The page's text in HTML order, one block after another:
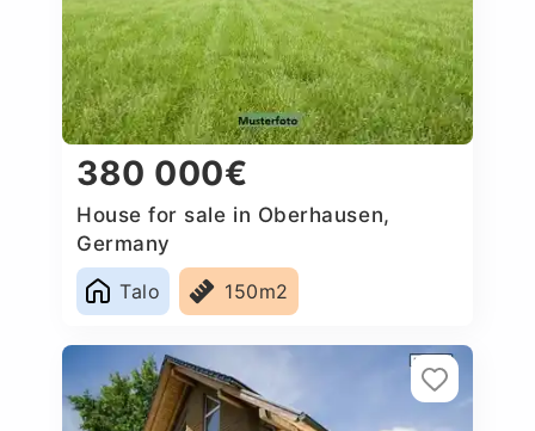
380 000€
House for sale in Oberhausen,
Germany
Talo
150m2